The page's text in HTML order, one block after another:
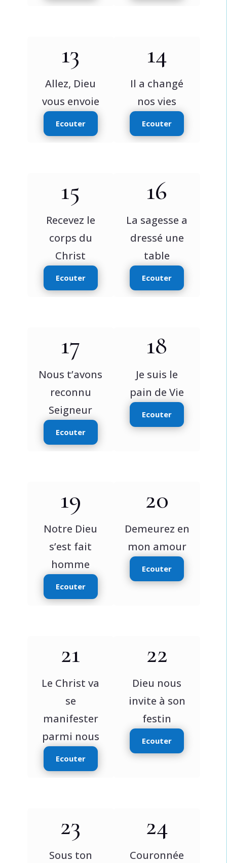
13
Allez, Dieu
vous envoie
Ecouter
14
Il a changé
nos vies
Ecouter
15
Recevez le
corps du
Christ
Ecouter
16
La sagesse a
dressé une
table
Ecouter
17
Nous t’avons
reconnu
Seigneur
Ecouter
18
Je suis le
pain de Vie
Ecouter
19
Notre Dieu
s’est fait
homme
Ecouter
20
Demeurez en
mon amour
Ecouter
21
Le Christ va
se
manifester
parmi nous
Ecouter
22
Dieu nous
invite à son
festin
Ecouter
23
Sous ton
24
Couronnée